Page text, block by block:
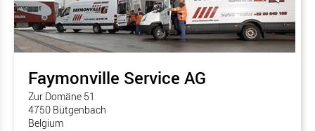
Faymonville Service AG
Zur Domäne 51
4750 Bütgenbach
Belgium